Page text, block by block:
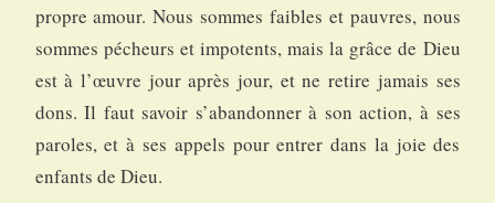
propre amour. Nous sommes faibles et pauvres, nous
sommes pécheurs et impotents, mais la grâce de Dieu
est à l’œuvre jour après jour, et ne retire jamais ses
dons. Il faut savoir s’abandonner à son action, à ses
paroles, et à ses appels pour entrer dans la joie des
enfants de Dieu.